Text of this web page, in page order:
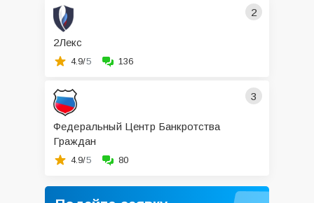
2
2Лекс
4.9/5 136
3
Федеральный Центр Банкротства
Граждан
4.9/5 80